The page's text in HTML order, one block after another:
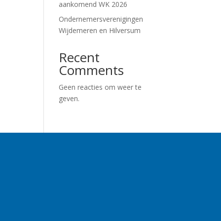
aankomend WK 2026
Ondernemersverenigingen
Wijdemeren en Hilversum
Recent
Comments
Geen reacties om weer te
geven.